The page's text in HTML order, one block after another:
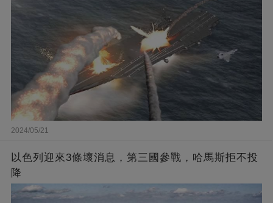
2024/05/21
以色列迎來3條壞消息，第三國參戰，哈馬斯拒不投
降